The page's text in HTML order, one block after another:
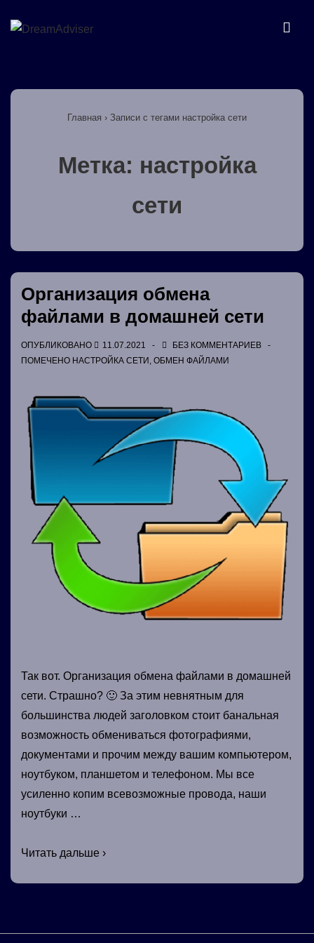
Перейти
содержимому
навигация
Главная › Записи с тегами настройка сети
Метка: настройка
сети
Организация обмена
файлами в домашней сети
ОПУБЛИКОВАНО 11.07.2021
БЕЗ КОММЕНТАРИЕВ
ПОМЕЧЕНО НАСТРОЙКА СЕТИ , ОБМЕН ФАЙЛАМИ
Так вот. Организация обмена файлами в домашней
сети. Страшно? 🙂 За этим невнятным для
большинства людей заголовком стоит банальная
возможность обмениваться фотографиями,
документами и прочим между вашим компьютером,
ноутбуком, планшетом и телефоном. Мы все
усиленно копим всевозможные провода, наши
ноутбуки …
Организация
домашней
Читать дальше ›